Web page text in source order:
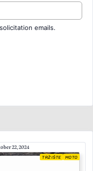
emails.
22, 2024
TRŽIŠTE MOTO